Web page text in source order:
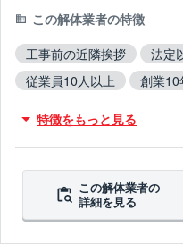
この解体業者の特徴
工事前の近隣挨拶
法定
従業員10人以上
創業10
造成工事対応
10年以上
特徴をもっと見る
この解体業者の
詳細を見る